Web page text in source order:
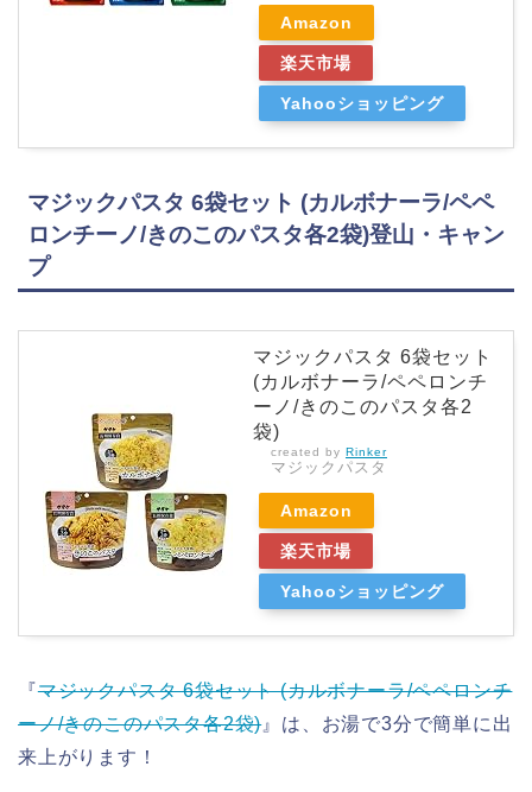
Amazon
楽天市場
Yahooショッピング
マジックパスタ 6袋セット (カルボナーラ/ペペ
ロンチーノ/きのこのパスタ各2袋)登山・キャン
プ
マジックパスタ 6袋セット
(カルボナーラ/ペペロンチ
ーノ/きのこのパスタ各2
袋)
created by Rinker
マジックパスタ
Amazon
楽天市場
Yahooショッピング
『マジックパスタ 6袋セット (カルボナーラ/ペペロンチ
ーノ/きのこのパスタ各2袋)』は、お湯で3分で簡単に出
来上がります！